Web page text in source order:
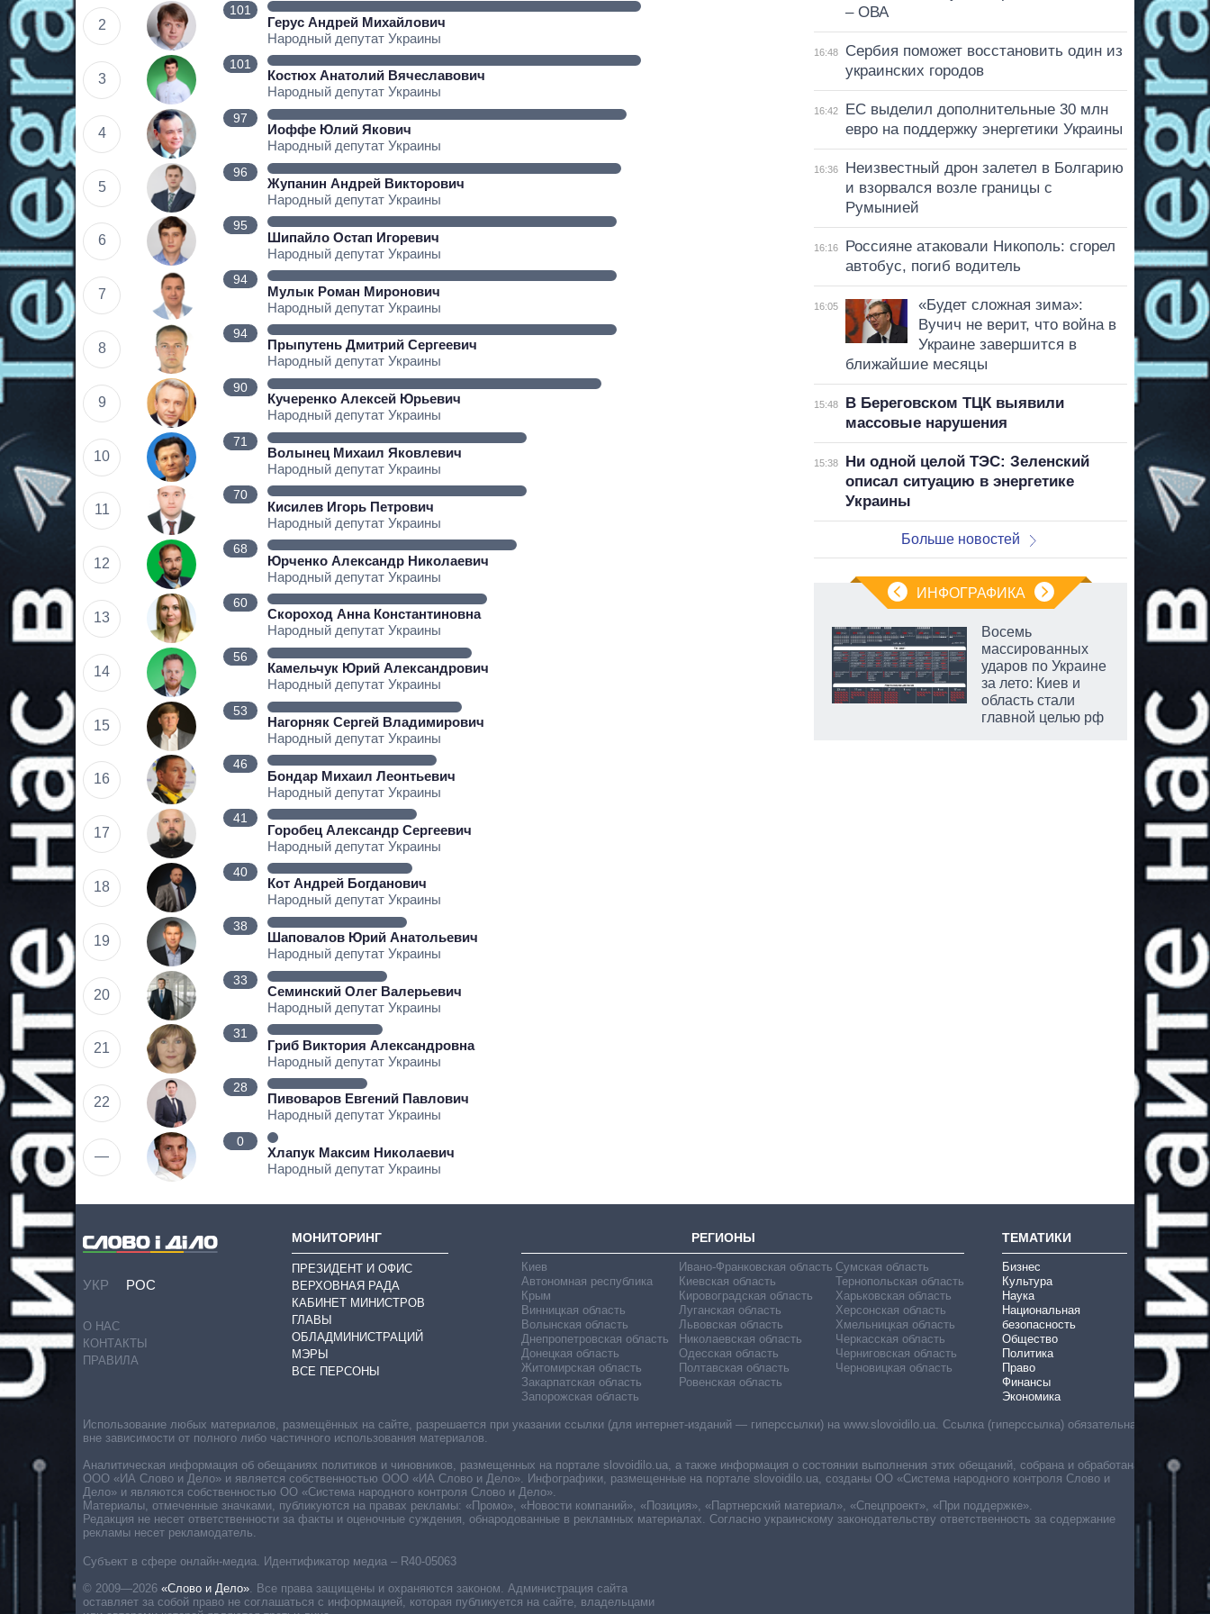
2
101
Герус Андрей Михайлович
Народный депутат Украины
3
101
Костюх Анатолий Вячеславович
Народный депутат Украины
4
97
Иоффе Юлий Якович
Народный депутат Украины
5
96
Жупанин Андрей Викторович
Народный депутат Украины
6
95
Шипайло Остап Игоревич
Народный депутат Украины
7
94
Мулык Роман Миронович
Народный депутат Украины
8
94
Прыпутень Дмитрий Сергеевич
Народный депутат Украины
9
90
Кучеренко Алексей Юрьевич
Народный депутат Украины
10
71
Волынец Михаил Яковлевич
Народный депутат Украины
11
70
Кисилев Игорь Петрович
Народный депутат Украины
12
68
Юрченко Александр Николаевич
Народный депутат Украины
13
60
Скороход Анна Константиновна
Народный депутат Украины
14
56
Камельчук Юрий Александрович
Народный депутат Украины
15
53
Нагорняк Сергей Владимирович
Народный депутат Украины
16
46
Бондар Михаил Леонтьевич
Народный депутат Украины
17
41
Горобец Александр Сергеевич
Народный депутат Украины
18
40
Кот Андрей Богданович
Народный депутат Украины
19
38
Шаповалов Юрий Анатольевич
Народный депутат Украины
20
33
Семинский Олег Валерьевич
Народный депутат Украины
21
31
Гриб Виктория Александровна
Народный депутат Украины
22
28
Пивоваров Евгений Павлович
Народный депутат Украины
—
0
Хлапук Максим Николаевич
Народный депутат Украины
– ОВА
16:48
Сербия поможет восстановить один из
украинских городов
16:42
ЕС выделил дополнительные 30 млн
евро на поддержку энергетики Украины
16:36
Неизвестный дрон залетел в Болгарию
и взорвался возле границы с
Румынией
16:16
Россияне атаковали Никополь: сгорел
автобус, погиб водитель
16:05
«Будет сложная зима»:
Вучич не верит, что война в
Украине завершится в
ближайшие месяцы
15:48
В Береговском ТЦК выявили
массовые нарушения
15:38
Ни одной целой ТЭС: Зеленский
описал ситуацию в энергетике
Украины
Больше новостей
ИНФОГРАФИКА
Восемь
массированных
ударов по Украине
за лето: Киев и
область стали
главной целью рф
УКР РОС
О НАС
КОНТАКТЫ
ПРАВИЛА
МОНИТОРИНГ
ПРЕЗИДЕНТ И ОФИС
ВЕРХОВНАЯ РАДА
КАБИНЕТ МИНИСТРОВ
ГЛАВЫ
ОБЛАДМИНИСТРАЦИЙ
МЭРЫ
ВСЕ ПЕРСОНЫ
РЕГИОНЫ
Киев
Автономная республика
Крым
Винницкая область
Волынская область
Днепропетровская область
Донецкая область
Житомирская область
Закарпатская область
Запорожская область
Ивано-Франковская область
Киевская область
Кировоградская область
Луганская область
Львовская область
Николаевская область
Одесская область
Полтавская область
Ровенская область
Сумская область
Тернопольская область
Харьковская область
Херсонская область
Хмельницкая область
Черкасская область
Черниговская область
Черновицкая область
ТЕМАТИКИ
Бизнес
Культура
Наука
Национальная
безопасность
Общество
Политика
Право
Финансы
Экономика
Субъект в сфере онлайн-медиа. Идентификатор медиа – R40-05063
© 2009—2026 «Слово и Дело». Все права защищены и охраняются законом. Администрация сайта
оставляет за собой право не соглашаться с информацией, которая публикуется на сайте, владельцами
Использование любых материалов, размещённых на сайте, разрешается при указании ссылки (для интернет-изданий — гиперссылки) на www.slovoidilo.ua. Ссылка (гиперссылка) обязательна
вне зависимости от полного либо частичного использования материалов.
Аналитическая информация об обещаниях политиков и чиновников, размещенных на портале slovoidilo.ua, а также информация о состоянии выполнения этих обещаний, собрана и обработана
ООО «ИА Слово и Дело» и является собственностью ООО «ИА Слово и Дело». Инфографики, размещенные на портале slovoidilo.ua, созданы ОО «Система народного контроля Слово и
Дело» и являются собственностью ОО «Система народного контроля Слово и Дело».
Материалы, отмеченные значками, публикуются на правах рекламы: «Промо», «Новости компаний», «Позиция», «Партнерский материал», «Спецпроект», «При поддержке».
Редакция не несет ответственности за факты и оценочные суждения, обнародованные в рекламных материалах. Согласно украинскому законодательству ответственность за содержание
рекламы несет рекламодатель.